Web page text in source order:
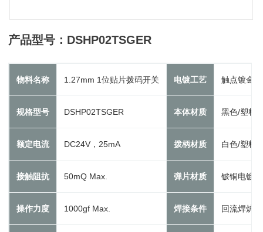
产品型号：DSHP02TSGER
物料名称 1.27mm 1位贴片拨码开关 电镀工艺 触点镀金
规格型号 DSHP02TSGER 本体材质 黑色/塑料
额定电流 DC24V，25mA 拨柄材质 白色/塑料
接触阻抗 50mQ Max. 弹片材质 铍铜电镀金
操作力度 1000gf Max. 焊接条件 回流焊炉